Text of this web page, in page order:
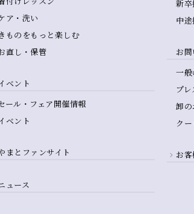
ア・洗い
ものをもっと楽しむ
直し・保管
ベント
ール・フェア開催情報
ベント
まとファンサイト
ュース
新卒
中
お
一
プ
卸
ク
お客